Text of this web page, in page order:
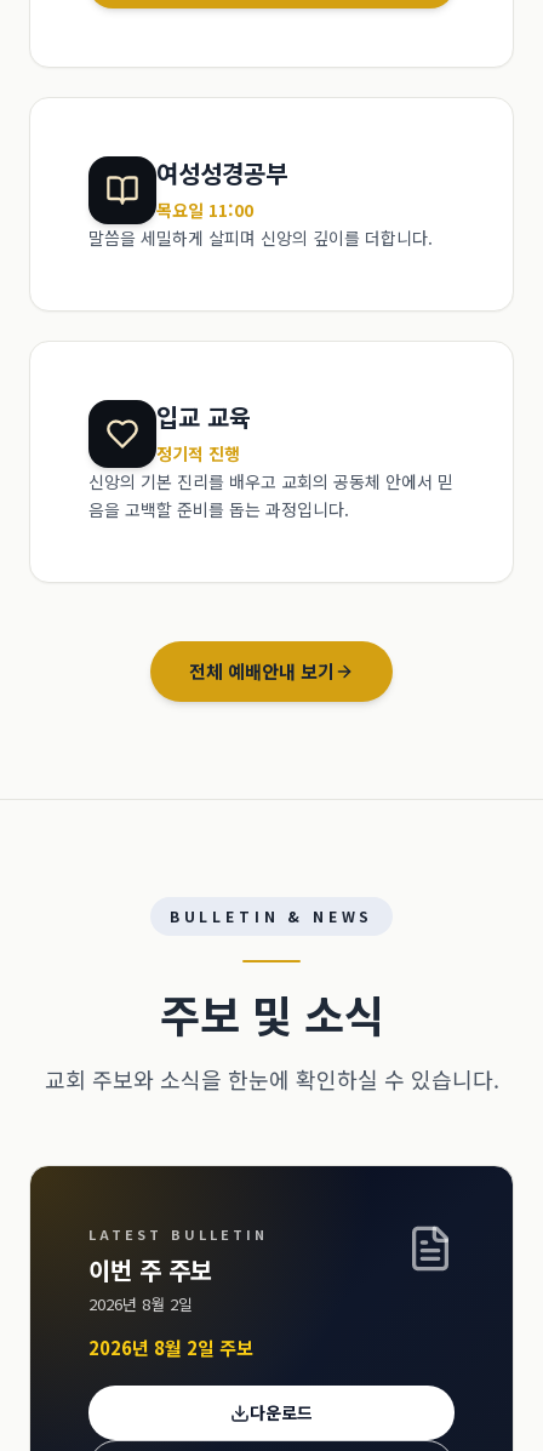
여성성경공부
목요일 11:00
말씀을 세밀하게 살피며 신앙의 깊이를 더합니다.
입교 교육
정기적 진행
신앙의 기본 진리를 배우고 교회의 공동체 안에서 믿
음을 고백할 준비를 돕는 과정입니다.
전체 예배안내 보기
BULLETIN & NEWS
주보 및 소식
교회 주보와 소식을 한눈에 확인하실 수 있습니다.
LATEST BULLETIN
이번 주 주보
2026년 8월 2일
2026년 8월 2일 주보
다운로드